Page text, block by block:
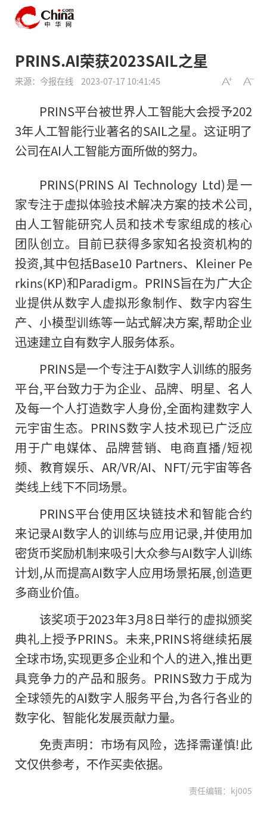
PRINS.AI荣获2023SAIL之星
来源：今报在线 2023-07-17 10:41:45
PRINS平台被世界人工智能大会授予202
3年人工智能行业著名的SAIL之星。这证明了
公司在AI人工智能方面所做的努力。
PRINS(PRINS AI Technology Ltd)是一
家专注于虚拟体验技术解决方案的技术公司,
由人工智能研究人员和技术专家组成的核心
团队创立。目前已获得多家知名投资机构的
投资,其中包括Base10 Partners、Kleiner Pe
rkins(KP)和Paradigm。PRINS旨在为广大企
业提供从数字人虚拟形象制作、数字内容生
产、小模型训练等一站式解决方案,帮助企业
迅速建立自有数字人服务体系。
PRINS是一个专注于AI数字人训练的服务
平台,平台致力于为企业、品牌、明星、名人
及每一个人打造数字人身份,全面构建数字人
元宇宙生态。PRINS数字人技术现已广泛应
用于广电媒体、品牌营销、电商直播/短视
频、教育娱乐、AR/VR/AI、NFT/元宇宙等各
类线上线下不同场景。
PRINS平台使用区块链技术和智能合约
来记录AI数字人的训练与应用记录,并使用加
密货币奖励机制来吸引大众参与AI数字人训练
计划,从而提高AI数字人应用场景拓展,创造更
多商业价值。
该奖项于2023年3月8日举行的虚拟颁奖
典礼上授予PRINS。未来,PRINS将继续拓展
全球市场,实现更多企业和个人的进入,推出更
具竞争力的产品和服务。PRINS致力于成为
全球领先的AI数字人服务平台,为各行各业的
数字化、智能化发展贡献力量。
免责声明：市场有风险，选择需谨慎!此
文仅供参考，不作买卖依据。
责任编辑：kj005